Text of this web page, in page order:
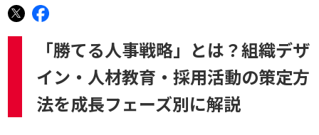
「勝てる人事戦略」とは？組織デザ
イン・人材教育・採用活動の策定方
法を成長フェーズ別に解説